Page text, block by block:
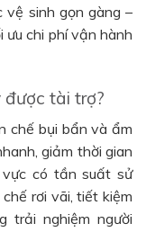
vệ sinh gọn gàng –
ưu chi phí vận hành
tài trợ?
chế bụi bẩn và ẩm
giảm thời gian
có tần suất sử
rơi vãi, tiết kiệm
trải nghiệm người